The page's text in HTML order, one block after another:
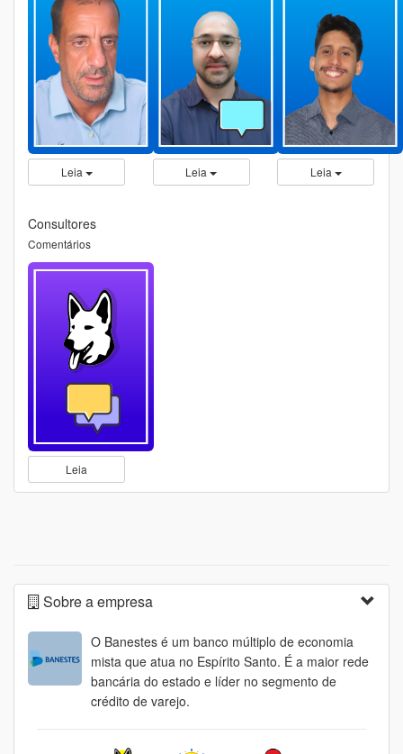
Leia Leia Leia
Consultores
Comentários
Leia
Sobre a empresa
O Banestes é um banco múltiplo de economia
mista que atua no Espírito Santo. É a maior rede
bancária do estado e líder no segmento de
crédito de varejo.